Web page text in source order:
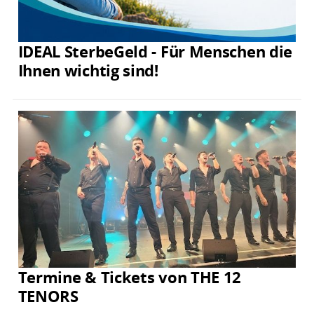
IDEAL SterbeGeld - Für Menschen die
Ihnen wichtig sind!
Termine & Tickets von THE 12
TENORS